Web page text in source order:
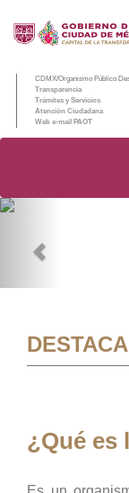
CDMX/Organismo Público
Transparencia
Trámites y Servicios
Atención Ciudadana
Web e-mail PAOT
¿Qué es